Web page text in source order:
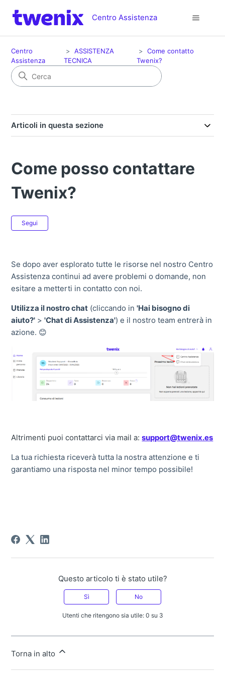
Centro Assistenza
Centro
Assistenza
ASSISTENZA
TECNICA
Come contatto
Twenix?
Articoli in questa sezione
Come posso contattare
Twenix?
Segui
Se dopo aver esplorato tutte le risorse nel nostro Centro
Assistenza continui ad avere problemi o domande, non
esitare a metterti in contatto con noi.
Utilizza il nostro chat (cliccando in'Hai bisogno di
aiuto?' >'Chat di Assistenza') e il nostro team entrerà in
azione. 😊
Altrimenti puoi contattarci via mail a:support@twenix.es
La tua richiesta riceverà tutta la nostra attenzione e ti
garantiamo una risposta nel minor tempo possibile!
Questo articolo ti è stato utile?
Sì No
Utenti che ritengono sia utile: 0 su 3
Torna in alto